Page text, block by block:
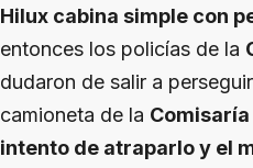
Hilux cabina simple con
entonces los policías de la
dudaron de salir a
camioneta de la Comisaría
intento de atraparlo y el